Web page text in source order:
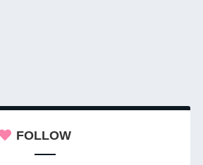
FOLLOW